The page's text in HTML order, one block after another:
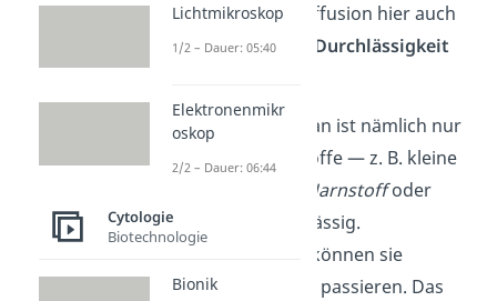
Natürlich ist die Diffusion hier auch
abhängig von der Durchlässigkeit
Die Biomembran ist nämlich nur
für manche Stoffe — z. B. kleine
Harnstoffoder
— durchlässig.
Andere Stoffe können sie
hingegen nicht passieren. Das
Lichtmikroskop
1/2 – Dauer: 05:40
Elektronenmikr
oskop
2/2 – Dauer: 06:44
Cytologie
Biotechnologie
Bionik